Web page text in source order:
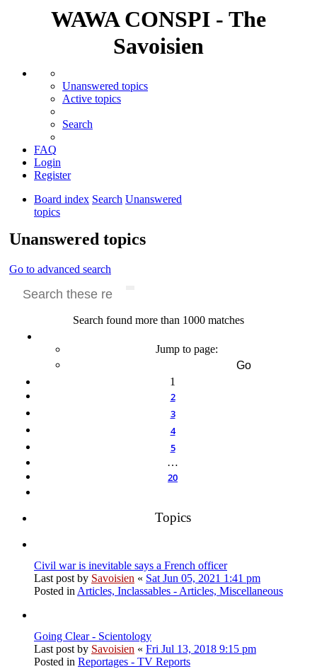
WAWA CONSPI - The
Savoisien
Unanswered topics
Active topics
Search
FAQ
Login
Register
Board index Search Unanswered
topics
Unanswered topics
Go to advanced search
Search found more than 1000 matches
Page
Jump to page:
1
2
3
4
5
…
20
Topics
Civil war is inevitable says a French officer
Last post by Savoisien « Sat Jun 05, 2021 1:41 pm
Posted in Articles, Inclassables - Articles, Miscellaneous
Going Clear - Scientology
Last post by Savoisien « Fri Jul 13, 2018 9:15 pm
Posted in Reportages - TV Reports